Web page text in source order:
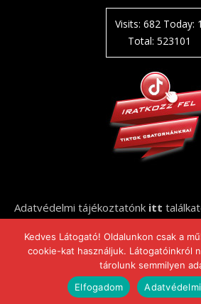
Visits: 682 Today: 1
Total: 523101
Adatvédelmi tájékoztatónk itt
2021-2026 elithaz.hu
Kedves Látogató! Oldalunkon csak a
cookie-kat használjuk. Látogatóinkról
tárolunk semmilyen
Elfogadom